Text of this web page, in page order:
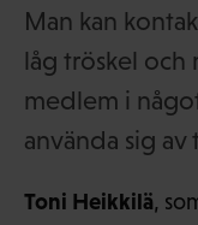
Man kan
låg tröskel och
medlem i
använda sig av
Toni Heikkilä,